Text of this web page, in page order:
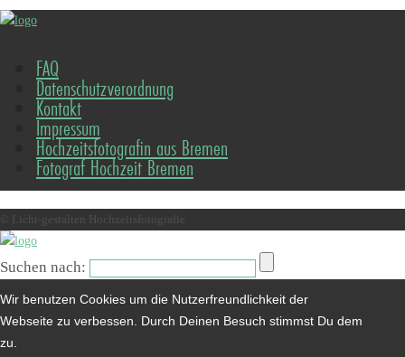
FAQ
Datenschutzverordnung
Kontakt
Impressum
Hochzeitsfotografin aus Bremen
Fotograf Hochzeit Bremen
© Licht-gestalten Hochzeitsfotografie
Suchen nach:
Wir benutzen Cookies um die Nutzerfreundlichkeit der
Webseite zu verbessen. Durch Deinen Besuch stimmst Du dem
zu.